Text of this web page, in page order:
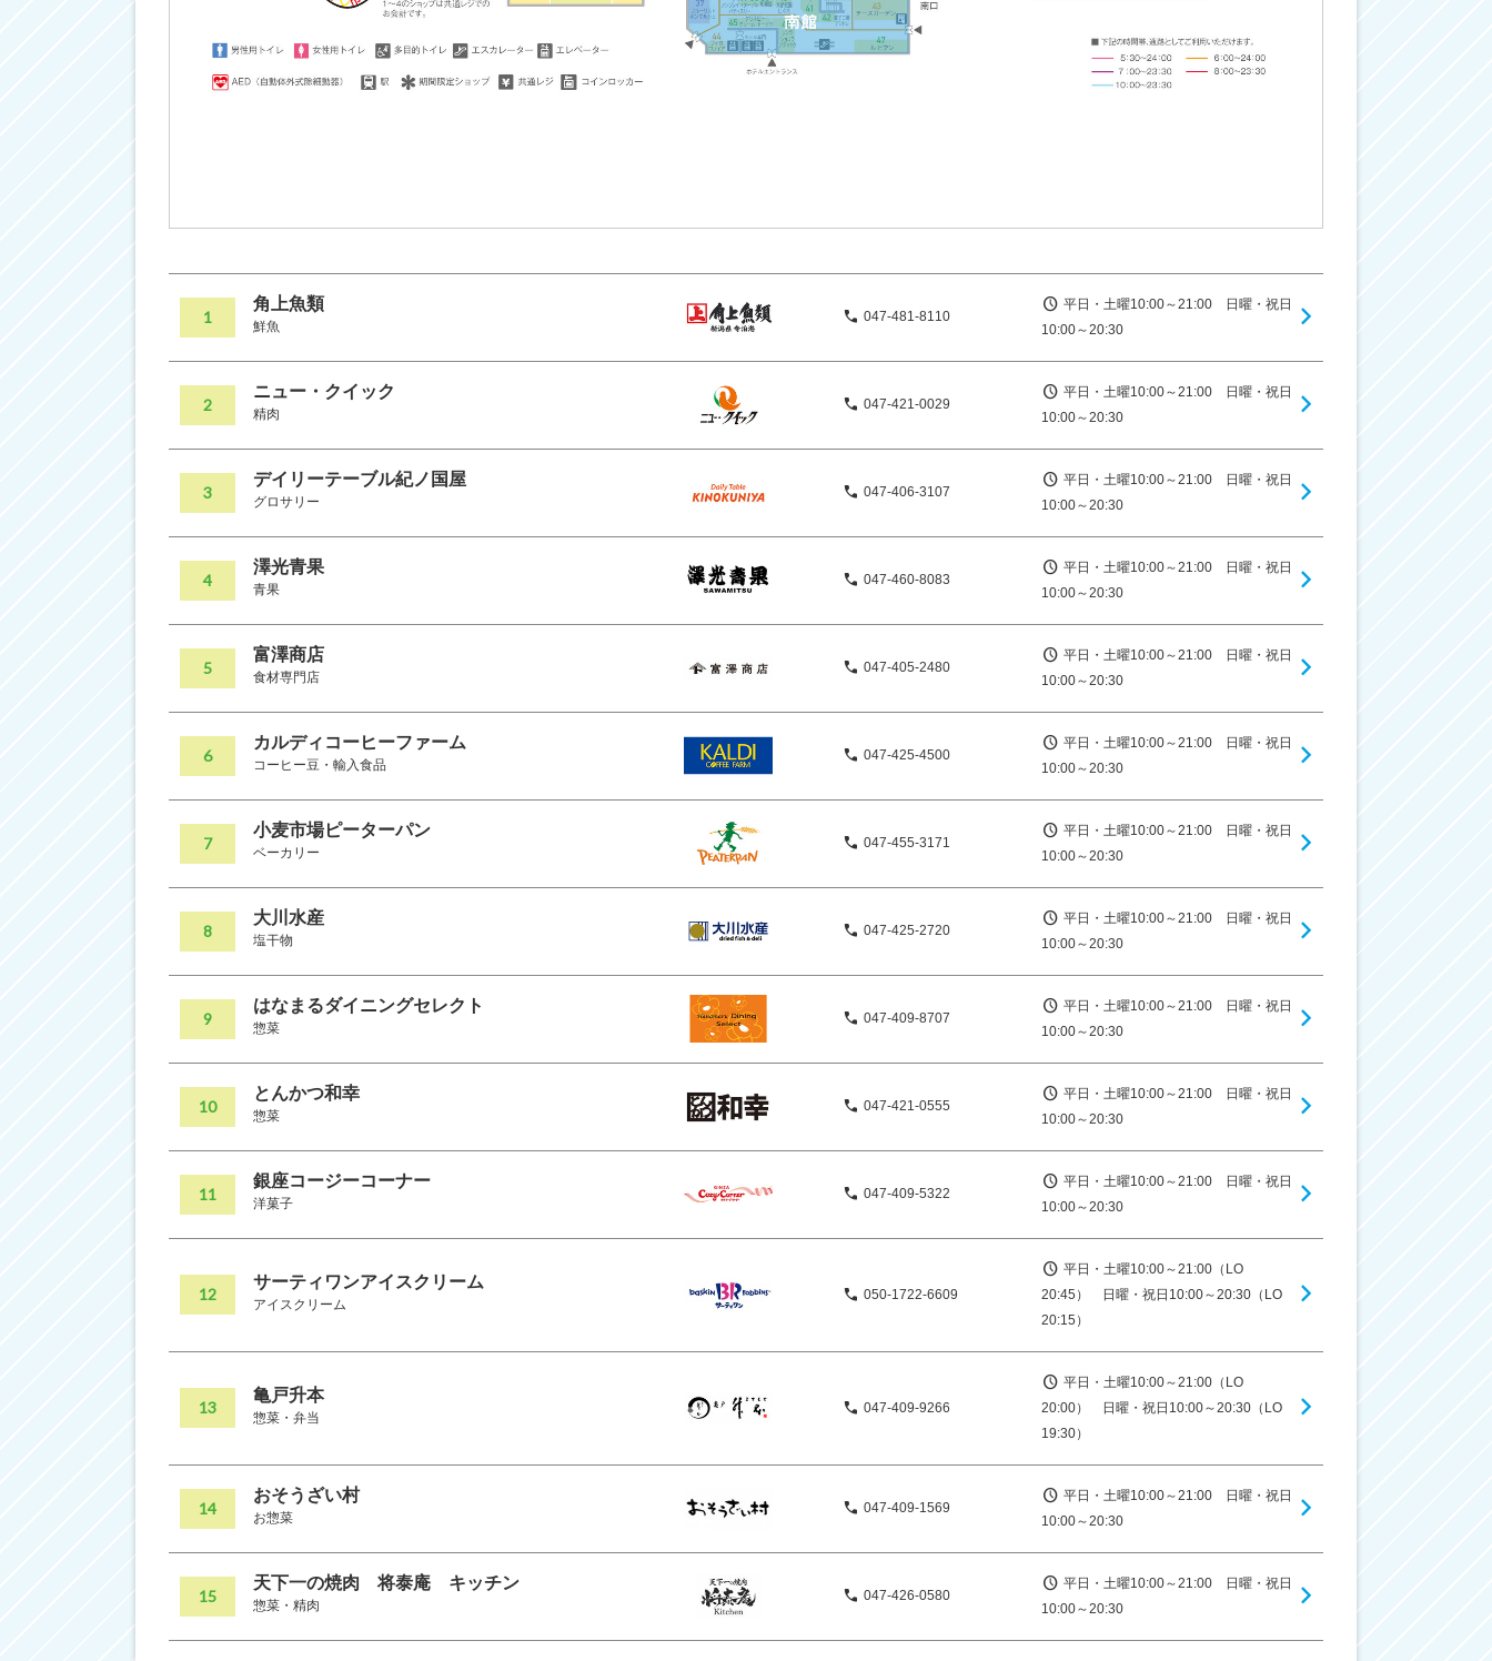
1
角上魚類
鮮魚
047-481-8110
平日・土曜10:00～21:00 日曜・祝日
10:00～20:30
2
ニュー・クイック
精肉
047-421-0029
平日・土曜10:00～21:00 日曜・祝日
10:00～20:30
3
デイリーテーブル紀ノ国屋
グロサリー
047-406-3107
平日・土曜10:00～21:00 日曜・祝日
10:00～20:30
4
澤光青果
青果
047-460-8083
平日・土曜10:00～21:00 日曜・祝日
10:00～20:30
5
富澤商店
食材専門店
047-405-2480
平日・土曜10:00～21:00 日曜・祝日
10:00～20:30
6
カルディコーヒーファーム
コーヒー豆・輸入食品
047-425-4500
平日・土曜10:00～21:00 日曜・祝日
10:00～20:30
7
小麦市場ピーターパン
ベーカリー
047-455-3171
平日・土曜10:00～21:00 日曜・祝日
10:00～20:30
8
大川水産
塩干物
047-425-2720
平日・土曜10:00～21:00 日曜・祝日
10:00～20:30
9
はなまるダイニングセレクト
惣菜
047-409-8707
平日・土曜10:00～21:00 日曜・祝日
10:00～20:30
10
とんかつ和幸
惣菜
047-421-0555
平日・土曜10:00～21:00 日曜・祝日
10:00～20:30
11
銀座コージーコーナー
洋菓子
047-409-5322
平日・土曜10:00～21:00 日曜・祝日
10:00～20:30
12
サーティワンアイスクリーム
アイスクリーム
050-1722-6609
平日・土曜10:00～21:00（LO
20:45） 日曜・祝日10:00～20:30（LO
20:15）
13
亀戸升本
惣菜・弁当
047-409-9266
平日・土曜10:00～21:00（LO
20:00） 日曜・祝日10:00～20:30（LO
19:30）
14
おそうざい村
お惣菜
047-409-1569
平日・土曜10:00～21:00 日曜・祝日
10:00～20:30
15
天下一の焼肉 将泰庵 キッチン
惣菜・精肉
047-426-0580
平日・土曜10:00～21:00 日曜・祝日
10:00～20:30